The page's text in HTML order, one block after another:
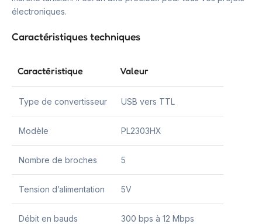
électroniques.
Caractéristiques techniques
Caractéristique Valeur
Type de convertisseur USB vers TTL
Modèle PL2303HX
Nombre de broches 5
Tension d’alimentation 5V
Débit en bauds 300 bps à 12 Mbps